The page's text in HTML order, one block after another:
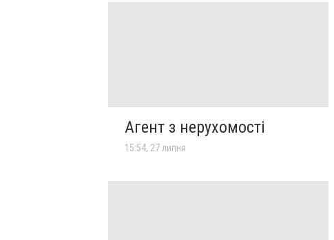
Агент з нерухомості
15:54, 27 липня